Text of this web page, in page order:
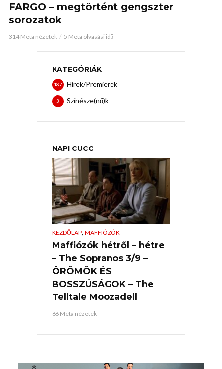
FARGO – megtörtént gengszter
sorozatok
314 Meta nézetek 5 Meta olvasási idő
KATEGÓRIÁK
Hírek/Premierek
187
Színésze(nő)k
3
NAPI CUCC
KEZDŐLAP, MAFFIÓZÓK
Maffiózók hétről – hétre
– The Sopranos 3/9 –
ÖRÖMÖK ÉS
BOSSZÚSÁGOK – The
Telltale Moozadell
66 Meta nézetek